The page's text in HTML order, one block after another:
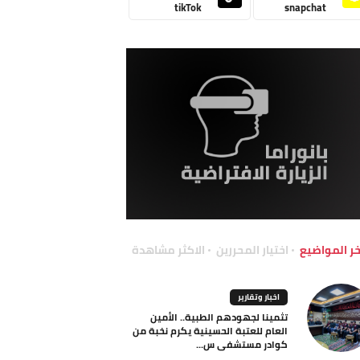
snapchat
tikTok
المواضيع اختيار المحررين الاكثر مشاهدة
اخبار وتقارير
تثمينا لجهودهم الطبية.. الأمين
العام للعتبة الحسينية يكرم نخبة من
كوادر مستشفى س...